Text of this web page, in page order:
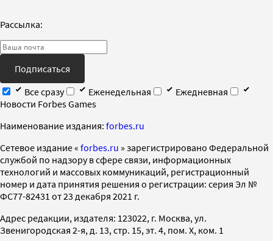
Рассылка:
Подписаться
Все сразу
Еженедельная
Ежедневная
Новости Forbes Games
Наименование издания: forbes.ru
Cетевое издание « forbes.ru » зарегистрировано Федеральной
службой по надзору в сфере связи, информационных
технологий и массовых коммуникаций, регистрационный
номер и дата принятия решения о регистрации: серия Эл №
ФС77-82431 от 23 декабря 2021 г.
Адрес редакции, издателя: 123022, г. Москва, ул.
Звенигородская 2-я, д. 13, стр. 15, эт. 4, пом. X, ком. 1